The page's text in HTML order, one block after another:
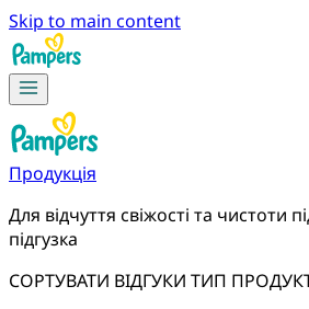
Skip to main content
Продукція
Для відчуття свіжості та чистоти
підгузка
СОРТУВАТИ ВІДГУКИ ТИП